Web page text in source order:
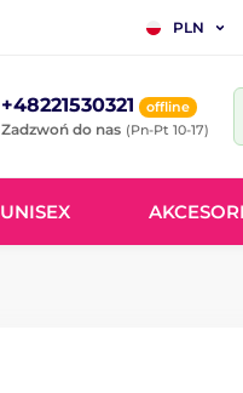
PLN
+48221530321 offline
Zadzwoń do nas (Pn-Pt 10-17)
UNISEX